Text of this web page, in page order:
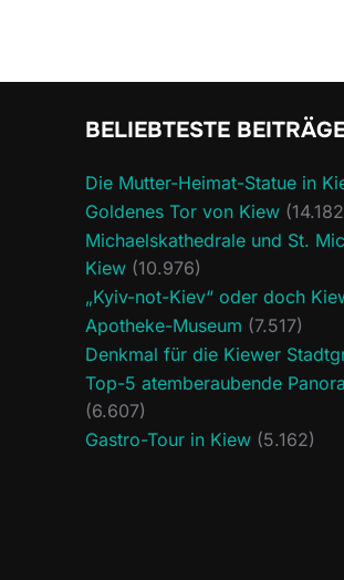
BELIEBTESTE
Die Mutter-Heimat-Statue in
Goldenes Tor von Kiew
Michaelskathedrale und St.
Kiew (10.976)
„Kyiv-not-Kiev“ oder doch
Apotheke-Museum (7.517)
Denkmal für die Kiewer
Top-5 atemberaubende
(6.607)
Gastro-Tour in Kiew (5.162)